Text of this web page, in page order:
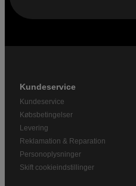
Kundeservice
Kundeservice
Købsbetingelser
Levering
Reklamation & Reparation
Personoplysninger
Skift cookieindstillinger